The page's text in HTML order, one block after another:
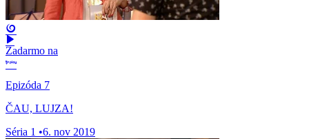
Zadarmo na
Epizóda 7
ČAU, LUJZA!
Séria 1 •6. nov 2019